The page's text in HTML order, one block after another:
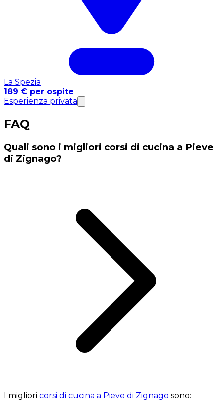
La Spezia
189 € per ospite
Esperienza privata
FAQ
Quali sono i migliori corsi di cucina a Pieve
di Zignago?
I migliori corsi di cucina a Pieve di Zignago sono: